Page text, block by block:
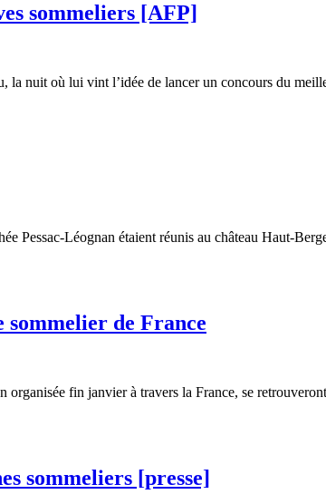
sommeliers [AFP]
la nuit où lui vint l’idée de lancer un concours du
Pessac-Léognan étaient réunis au château Haut-
de France
organisée fin janvier à travers la France, se
sommeliers [presse]